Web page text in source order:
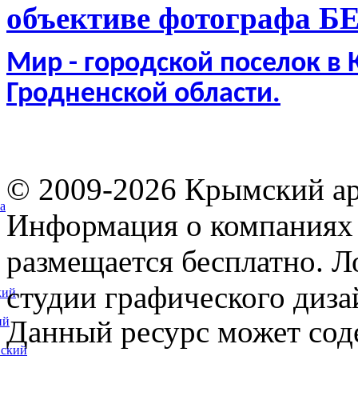
объективе фотографа
Мир - городской поселок в
Гродненской области.
© 2009-2026 Крымский
Информация о компаниях
размещается бесплатно.
студии графического
Данный ресурс может